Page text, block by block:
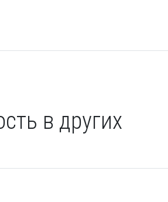
в других